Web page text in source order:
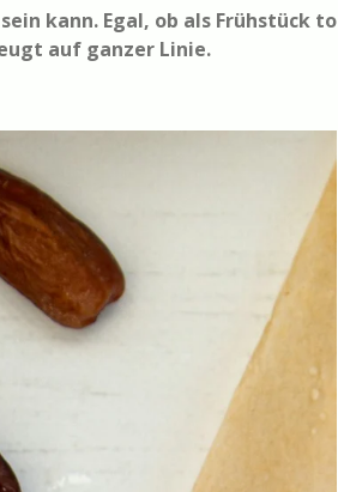
kann. Egal, ob als Frühstück to
auf ganzer Linie.